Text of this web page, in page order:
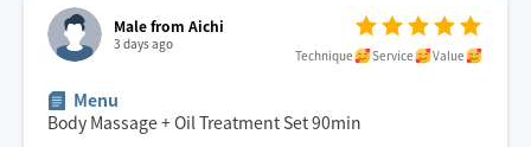
Male from Aichi
3 days ago
Technique Service Value
Menu
Body Massage + Oil Treatment Set90min